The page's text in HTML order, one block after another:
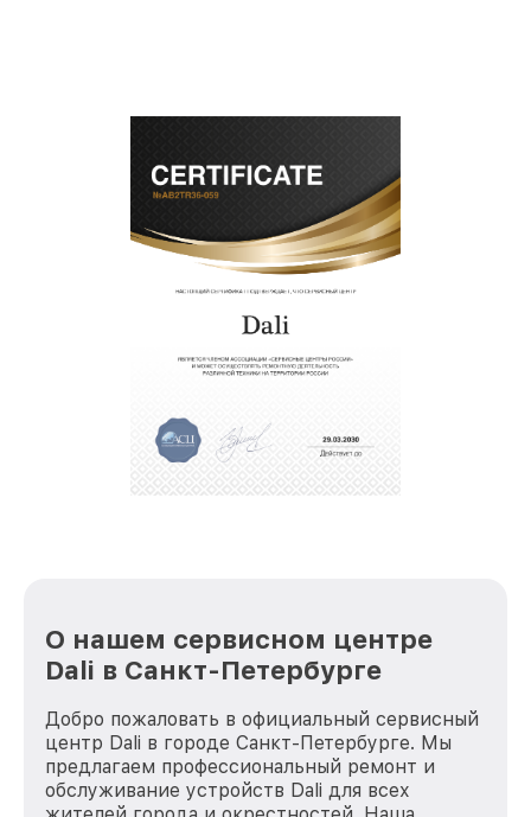
современное оборудование и
лицензированное ПО в ремонтно-
диагностических мастерских;
собственный склад комплектующих, что
позволяет сократить сроки
восстановительных работ;
услуги курьера для владельцев
крупногабаритной техники, которые
обеспечат доставку устройств в сервис в
полной сохранности и бесплатно.
положительные отзывы и обрели отличную
репутацию. Мы постоянно совершенствуемся и
О нашем сервисном центре
Dali в Санкт-Петербурге
Добро пожаловать в официальный сервисный
центр Dali в городе Санкт-Петербурге. Мы
предлагаем профессиональный ремонт и
обслуживание устройств Dali для всех